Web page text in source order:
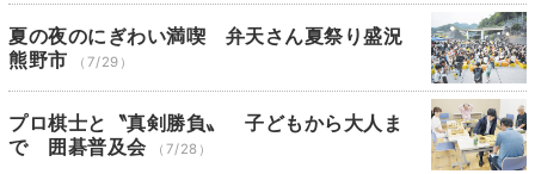
夏の夜のにぎわい満喫 弁天さん夏祭り盛況
熊野市
（7/29）
プロ棋士と〝真剣勝負〟 子どもから大人ま
で 囲碁普及会
（7/28）